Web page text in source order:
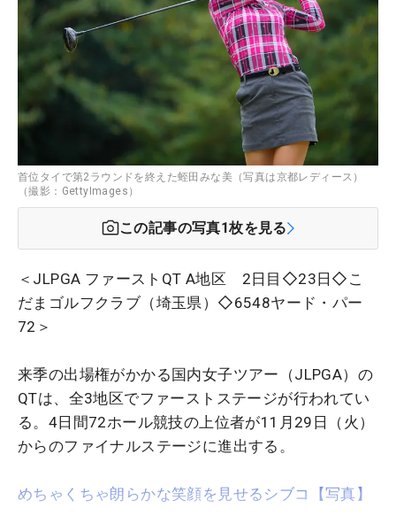
首位タイで第2ラウンドを終えた蛭田みな美（写真は京都レディース）
（撮影：GettyImages）
この記事の写真1枚を見る
＜JLPGA ファーストQT A地区 2日目◇23日◇こ
だまゴルフクラブ（埼玉県）◇6548ヤード・パー
72＞
来季の出場権がかかる国内女子ツアー（JLPGA）の
QTは、全3地区でファーストステージが行われてい
る。4日間72ホール競技の上位者が11月29日（火）
からのファイナルステージに進出する。
めちゃくちゃ朗らかな笑顔を見せるシブコ【写真】